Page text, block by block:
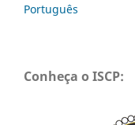
Português
Conheça o ISCP: